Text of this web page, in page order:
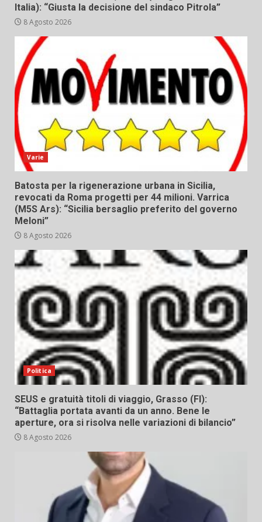
Italia): “Giusta la decisione del sindaco Pitrola”
8 Agosto 2026
Varie
Batosta per la rigenerazione urbana in Sicilia,
revocati da Roma progetti per 44 milioni. Varrica
(M5S Ars): “Sicilia bersaglio preferito del governo
Meloni”
8 Agosto 2026
Politica
SEUS e gratuità titoli di viaggio, Grasso (FI):
“Battaglia portata avanti da un anno. Bene le
aperture, ora si risolva nelle variazioni di bilancio”
8 Agosto 2026